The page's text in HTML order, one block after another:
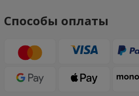
Способы оплаты